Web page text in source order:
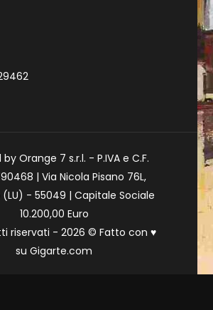
Orange 7 s.r.l. - P.IVA e C.F.
| Via Nicola Pisano 76L,
(LU) - 55049 | Capitale Sociale
10.200,00 Euro
riservati - 2026 © Fatto con ♥
su Gigarte.com